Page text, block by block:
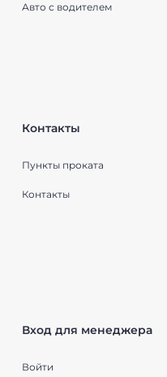
Авто с водителем
Контакты
Пункты проката
Контакты
Вход для менеджера
Войти